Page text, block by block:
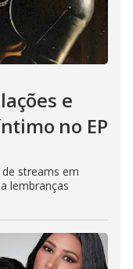
e
no EP
streams em
lembranças